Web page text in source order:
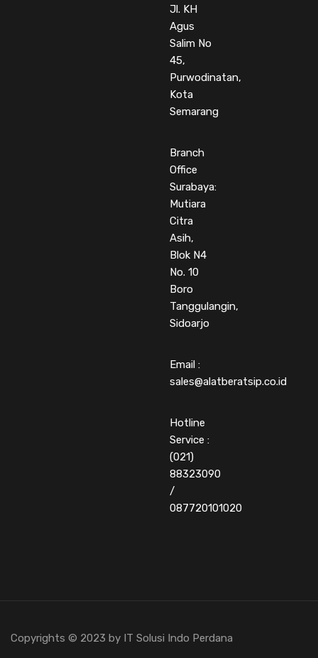
Jl. KH
Agus
Salim No
45,
Purwodinatan,
Kota
Semarang
Branch
Office
Surabaya:
Mutiara
Citra
Asih,
Blok N4
No. 10
Boro
Tanggulangin,
Sidoarjo
Email :
sales@alatberatsip.co.id
Hotline
Service :
(021)
88323090
/
087720101020
Copyrights © 2023 by IT Solusi Indo Perdana